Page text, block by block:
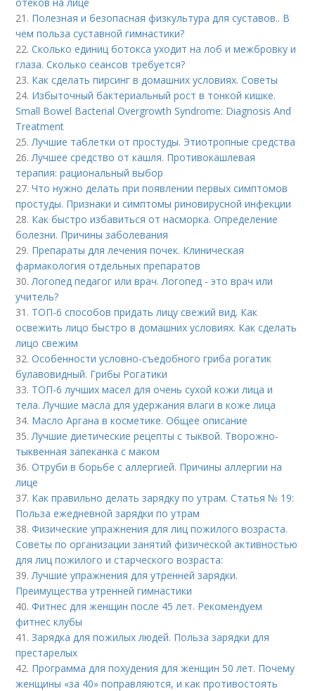
21. Полезная и безопасная физкультура для суставов.. В
чем польза суставной гимнастики?
22.Сколько единиц ботокса уходит на лоб и межбровку и
глаза. Сколько сеансов требуется?
23. Как сделать пирсинг в домашних условиях. Советы
24. Избыточный бактериальный рост в тонкой кишке.
Small Bowel Bacterial Overgrowth Syndrome: Diagnosis And
Treatment
25.Лучшие таблетки от простуды. Этиотропные средства
26.Лучшее средство от кашля. Противокашлевая
терапия: рациональный выбор
27.Что нужно делать при появлении первых симптомов
простуды. Признаки и симптомы риновирусной инфекции
28. Как быстро избавиться от насморка. Определение
болезни. Причины заболевания
29. Препараты для лечения почек. Клиническая
фармакология отдельных препаратов
30.Логопед педагог или врач. Логопед - это врач или
учитель?
31. ТОП-6 способов придать лицу свежий вид. Как
освежить лицо быстро в домашних условиях. Как сделать
лицо свежим
32.Особенности условно-съедобного гриба рогатик
булавовидный. Грибы Рогатики
33. ТОП-6 лучших масел для очень сухой кожи лица и
тела. Лучшие масла для удержания влаги в коже лица
34. Масло Аргана в косметике. Общее описание
35.Лучшие диетические рецепты с тыквой. Творожно-
тыквенная запеканка с маком
36.Отруби в борьбе с аллергией. Причины аллергии на
лице
37. Как правильно делать зарядку по утрам. Статья № 19:
Польза ежедневной зарядки по утрам
38.Физические упражнения для лиц пожилого возраста.
Советы по организации занятий физической активностью
для лиц пожилого и старческого возраста:
39.Лучшие упражнения для утренней зарядки.
Преимущества утренней гимнастики
40.Фитнес для женщин после 45 лет. Рекомендуем
фитнес клубы
41.Зарядка для пожилых людей. Польза зарядки для
престарелых
42. Программа для похудения для женщин 50 лет. Почему
женщины «за 40» поправляются, и как противостоять